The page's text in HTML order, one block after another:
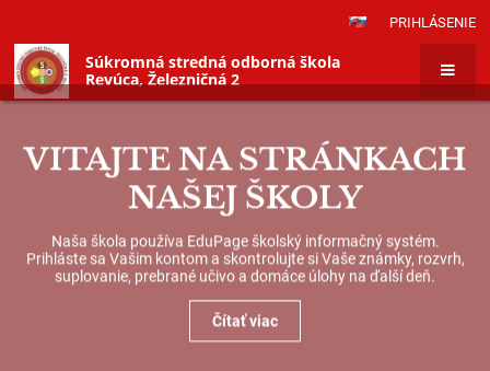
PRIHLÁSENIE
Súkromná stredná odborná škola
Revúca, Železničná 2
VITAJTE NA STRÁNKACH
NAŠEJ ŠKOLY
Naša škola používa EduPage školský informačný systém.
Prihláste sa Vašim kontom a skontrolujte si Vaše známky, rozvrh,
suplovanie, prebrané učivo a domáce úlohy na ďalší deň.
Čítať viac